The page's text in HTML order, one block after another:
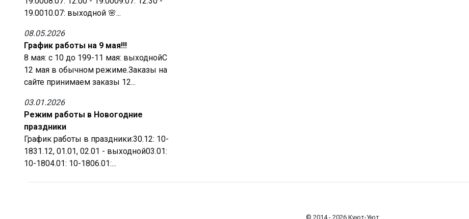
19.0010.07: выходной 🌸...
08.05.2026
График работы на 9 мая!!!
8 мая: с 10 до 199-11 мая: выходнойС
12 мая в обычном режиме.Заказы на
сайте принимаем заказы 12...
03.01.2026
Режим работы в Новогодние
праздники
График работы в праздники:30.12: 10-
1831.12, 01.01, 02.01 - выходной03.01:
10-1804.01: 10-1806.01:...
© 2014 - 2026 Куют-Уют